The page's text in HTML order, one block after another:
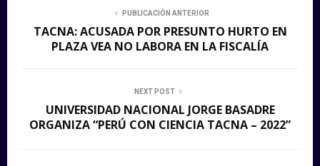
PUBLICACIÓN ANTERIOR
TACNA: ACUSADA POR PRESUNTO HURTO EN
PLAZA VEA NO LABORA EN LA FISCALÍA
NEXT POST
UNIVERSIDAD NACIONAL JORGE BASADRE
ORGANIZA “PERÚ CON CIENCIA TACNA – 2022”